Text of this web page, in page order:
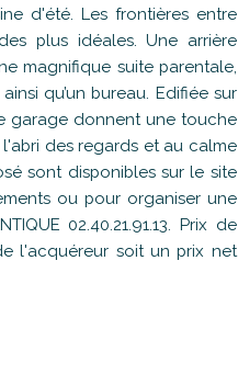
d'été. Les frontières entre
plus idéales. Une arrière
magnifique suite parentale,
qu’un bureau. Edifiée sur
garage donnent une touche
des regards et au calme
sont disponibles sur le site
ou pour organiser une
02.40.21.91.13. Prix de
l'acquéreur soit un prix net